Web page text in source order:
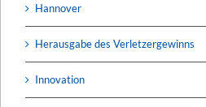
Hannover
Herausgabe des Verletzergewinns
Innovation